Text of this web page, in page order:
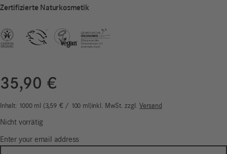
Zertifizierte Naturkosmetik
35,90 €
Inhalt: 1000 ml 3,59 €/ 100 ml inkl. MwSt. zzgl. Versand
Nicht vorrätig
Enter your email address